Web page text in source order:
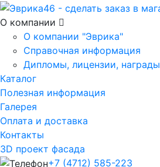
О компании
О компании "Эврика"
Справочная информация
Дипломы, лицензии, награды
Каталог
Полезная информация
Галерея
Оплата и доставка
Контакты
3D проект фасада
+7 (4712) 585-223